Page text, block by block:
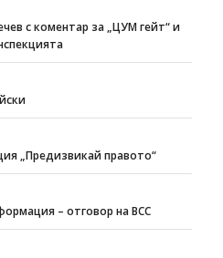
с коментар за „ЦУМ гейт“ и
„Предизвикай правото“
– отговор на ВСС